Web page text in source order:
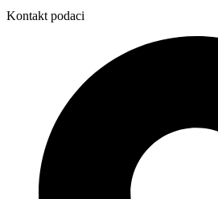
Kontakt podaci